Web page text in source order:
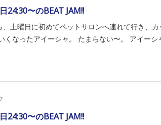
24:30〜のBEAT JAM!!
、土曜日に初めてペットサロンへ連れて行き、
くなったアイーシャ。 たまらない〜。 アイー
24:30〜のBEAT JAM!!